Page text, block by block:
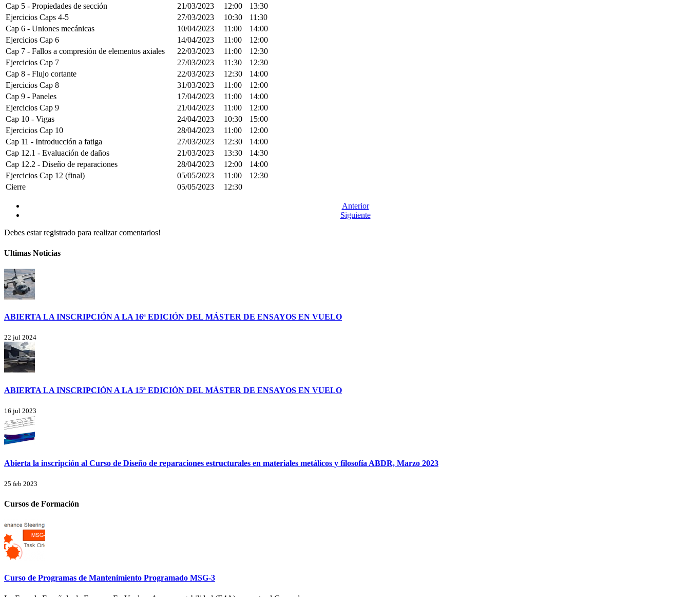
Cap 5 - Propiedades de sección
21/03/2023 12:00
13:30
Ejercicios Caps 4-5
27/03/2023 10:30
11:30
Cap 6 - Uniones mecánicas
10/04/2023 11:00
14:00
Ejercicios Cap 6
14/04/2023 11:00
12:00
Cap 7 - Fallos a compresión de elementos axiales
22/03/2023 11:00
12:30
Ejercicios Cap 7
27/03/2023 11:30
12:30
Cap 8 - Flujo cortante
22/03/2023 12:30
14:00
Ejercicios Cap 8
31/03/2023 11:00
12:00
Cap 9 - Paneles
17/04/2023 11:00
14:00
Ejercicios Cap 9
21/04/2023 11:00
12:00
Cap 10 - Vigas
24/04/2023 10:30
15:00
Ejercicios Cap 10
28/04/2023 11:00
12:00
Cap 11 - Introducción a fatiga
27/03/2023 12:30
14:00
Cap 12.1 - Evaluación de daños
21/03/2023 13:30
14:30
Cap 12.2 - Diseño de reparaciones
28/04/2023 12:00
14:00
Ejercicios Cap 12 (final)
05/05/2023 11:00
12:30
Cierre
05/05/2023 12:30
Anterior
Siguiente
Debes estar registrado para realizar comentarios!
Ultimas Noticias
ABIERTA LA INSCRIPCIÓN A LA 16ª EDICIÓN DEL MÁSTER DE ENSAYOS EN VUELO
22 jul 2024
ABIERTA LA INSCRIPCIÓN A LA 15ª EDICIÓN DEL MÁSTER DE ENSAYOS EN VUELO
16 jul 2023
Abierta la inscripción al Curso de Diseño de reparaciones estructurales en materiales metálicos y filosofía ABDR, Marzo 2023
25 feb 2023
Cursos de Formación
Curso de Programas de Mantenimiento Programado MSG-3